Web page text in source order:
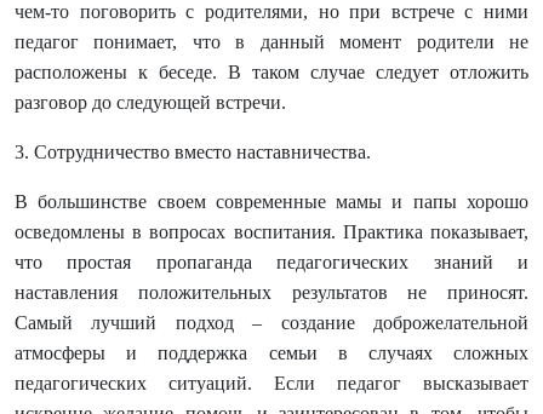
чем-то поговорить с родителями, но при встрече с ними
педагог понимает, что в данный момент родители не
расположены к беседе. В таком случае следует отложить
разговор до следующей встречи.
3. Сотрудничество вместо наставничества.
В большинстве своем современные мамы и папы хорошо
осведомлены в вопросах воспитания. Практика показывает,
что простая пропаганда педагогических знаний и
наставления положительных результатов не приносят.
Самый лучший подход – создание доброжелательной
атмосферы и поддержка семьи в случаях сложных
педагогических ситуаций. Если педагог высказывает